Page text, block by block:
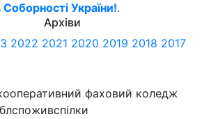
України!.
Архіви
2022 2021 2020 2019 2018 2017
фаховий коледж